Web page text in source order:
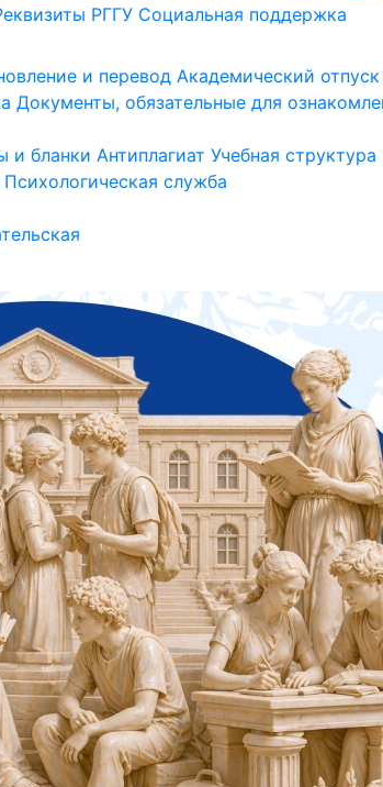
РГГУ Социальная поддержка
и перевод Академический отпуск
Документы, обязательные для
и бланки Антиплагиат Учебная структура
Психологическая служба